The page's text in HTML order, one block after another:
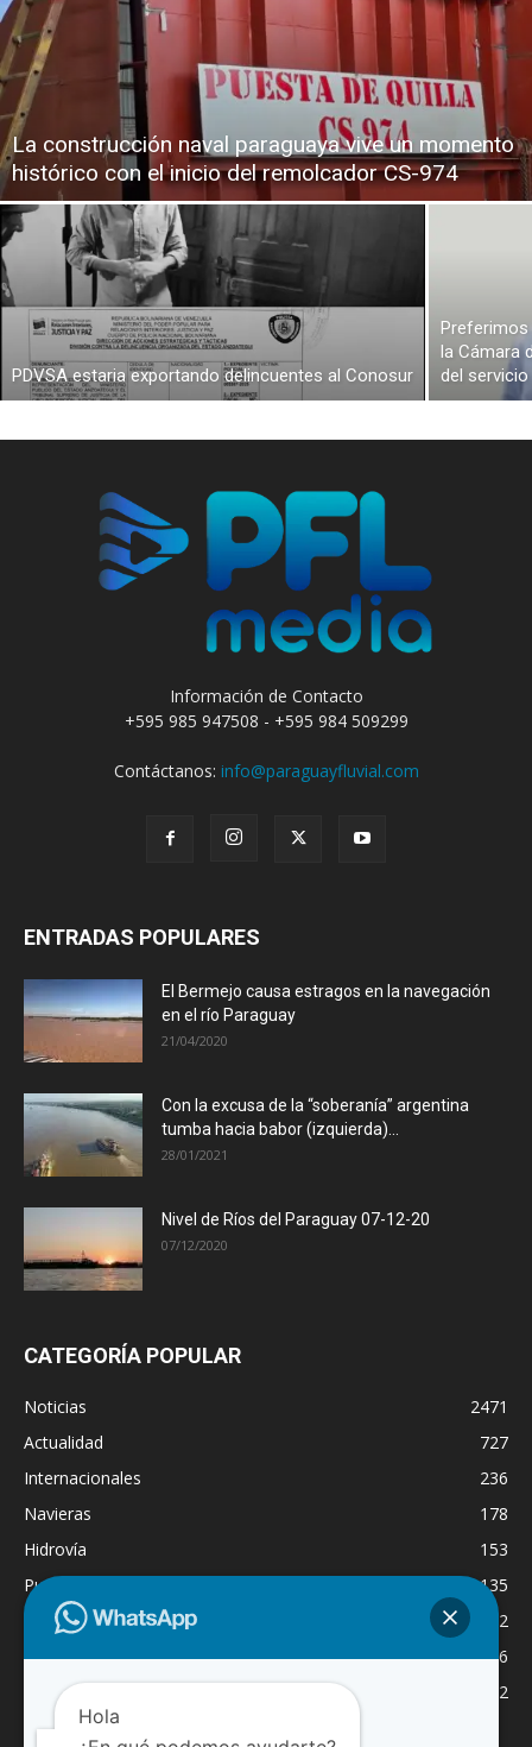
La construcción naval paraguaya vive un momento
histórico con el inicio del remolcador CS-974
PDVSA estaria exportando delincuentes al Conosur
Preferimos
la Cámara
del
Información de Contacto
+595 985 947508 - +595 984 509299
Contáctanos: info@paraguayfluvial.com
ENTRADAS POPULARES
El Bermejo causa estragos en la navegación
en el río Paraguay
21/04/2020
Con la excusa de la “soberanía” argentina
tumba hacia babor (izquierda)...
28/01/2021
Nivel de Ríos del Paraguay 07-12-20
07/12/2020
CATEGORÍA POPULAR
Noticias
2471
Actualidad
727
Internacionales
236
Navieras
178
Hidrovía
153
Puertos
135
Economía
132
Nacionales
126
Dragado
122
Hola